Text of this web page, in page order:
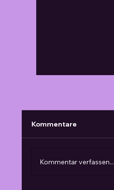
Kommentare
Kommentar verfassen...